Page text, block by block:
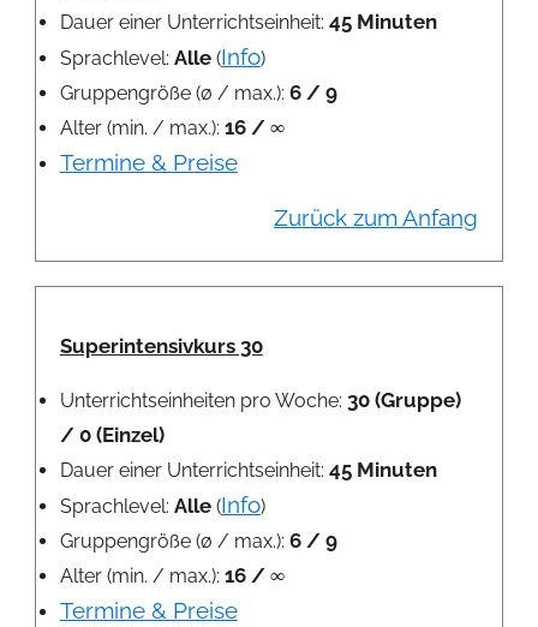
Dauer einer Unterrichtseinheit: 45 Minuten
Sprachlevel: Alle(Info)
Gruppengröße (ø / max.): 6 / 9
Alter (min. / max.): 16 / ∞
Termine & Preise
Zurück zum Anfang
Superintensivkurs 30
Unterrichtseinheiten pro Woche: 30 (Gruppe)
/ 0 (Einzel)
Dauer einer Unterrichtseinheit: 45 Minuten
Sprachlevel: Alle(Info)
Gruppengröße (ø / max.): 6 / 9
Alter (min. / max.): 16 / ∞
Termine & Preise